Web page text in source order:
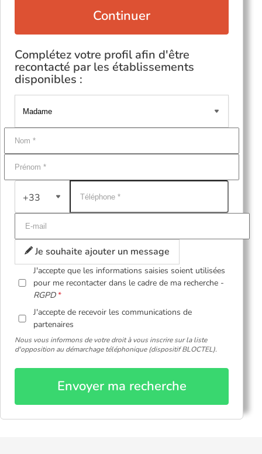
Continuer
Complétez votre profil afin d'être
recontacté par les établissements
disponibles :
+33
Je souhaite ajouter un message
J'accepte que les informations saisies soient utilisées
pour me recontacter dans le cadre de ma recherche -
RGPD
J'accepte de recevoir les communications de
partenaires
Nous vous informons de votre droit à vous inscrire sur la liste
d'opposition au démarchage téléphonique (dispositif BLOCTEL).
Envoyer ma recherche